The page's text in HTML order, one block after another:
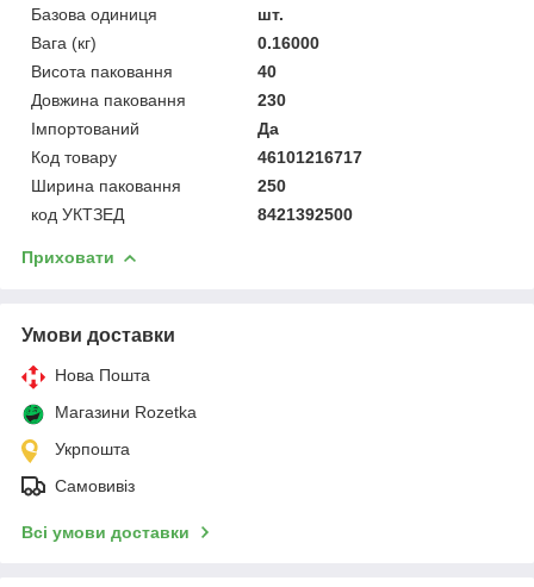
Базова одиниця
шт.
Вага (кг)
0.16000
Висота паковання
40
Довжина паковання
230
Імпортований
Да
Код товару
46101216717
Ширина паковання
250
код УКТЗЕД
8421392500
Приховати
Умови доставки
Нова Пошта
Магазини Rozetka
Укрпошта
Самовивіз
Всі умови доставки